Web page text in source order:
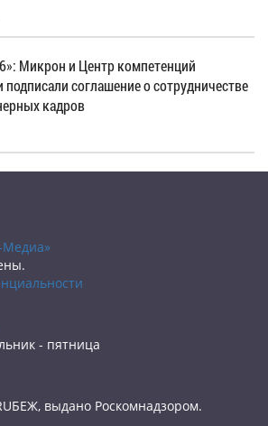
Микрон и Центр компетенций
соглашение о сотрудничестве
кадров
- пятница
выдано Роскомнадзором.